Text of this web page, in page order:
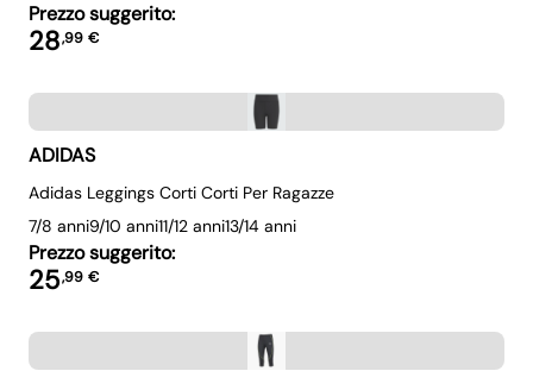
Prezzo suggerito:
28,99 €
ADIDAS
Adidas Leggings Corti Corti Per Ragazze
7/8 anni9/10 anni11/12 anni13/14 anni
Prezzo suggerito:
25,99 €